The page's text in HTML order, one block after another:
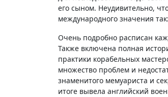
его сыном. Неудивительно,
международного значения
Очень подробно расписан
Также включена полная
практики корабельных
множество проблем и
знаменитого мемуариста и
итоге вывела английский